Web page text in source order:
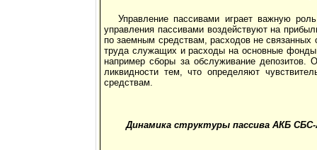
Управление пассивами играет важную
управления пассивами воздействуют на
по заемным средствам, расходов не связанных
труда служащих и расходы на основные
например сборы за обслуживание депозитов.
ликвидности тем, что определяют
средствам.
Динамика структуры пассива АКБ СБС-